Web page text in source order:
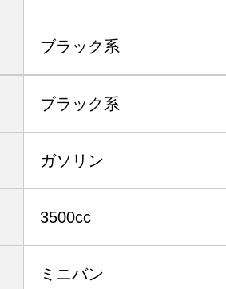
ブラック系
ブラック系
ガソリン
3500cc
ミニバン